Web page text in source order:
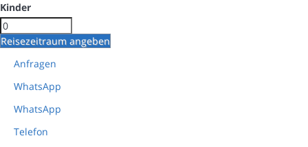
Kinder
Reisezeitraum angeben
Anfragen
WhatsApp
WhatsApp
Telefon